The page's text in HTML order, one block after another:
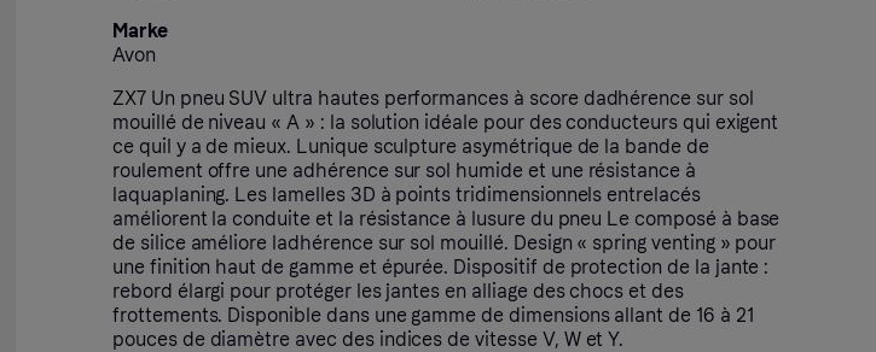
Marke
Avon
ZX7 Un pneu SUV ultra hautes performances à score dadhérence sur sol
mouillé de niveau « A » : la solution idéale pour des conducteurs qui exigent
ce quil y a de mieux. Lunique sculpture asymétrique de la bande de
roulement offre une adhérence sur sol humide et une résistance à
laquaplaning. Les lamelles 3D à points tridimensionnels entrelacés
améliorent la conduite et la résistance à lusure du pneu Le composé à base
de silice améliore ladhérence sur sol mouillé. Design « spring venting » pour
une finition haut de gamme et épurée. Dispositif de protection de la jante :
rebord élargi pour protéger les jantes en alliage des chocs et des
frottements. Disponible dans une gamme de dimensions allant de 16 à 21
pouces de diamètre avec des indices de vitesse V, W et Y.